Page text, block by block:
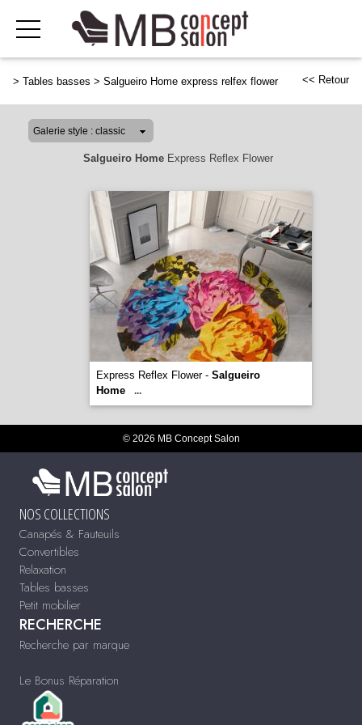
> Tables basses > Salgueiro Home express relfex flower << Retour
Salgueiro HomeExpress Reflex Flower
Express Reflex Flower - Salgueiro
Home
...
© 2026 MB Concept Salon
NOS COLLECTIONS
Canapés & Fauteuils
Convertibles
Relaxation
Tables basses
Petit mobilier
RECHERCHE
Recherche par marque
Le Bonus Réparation